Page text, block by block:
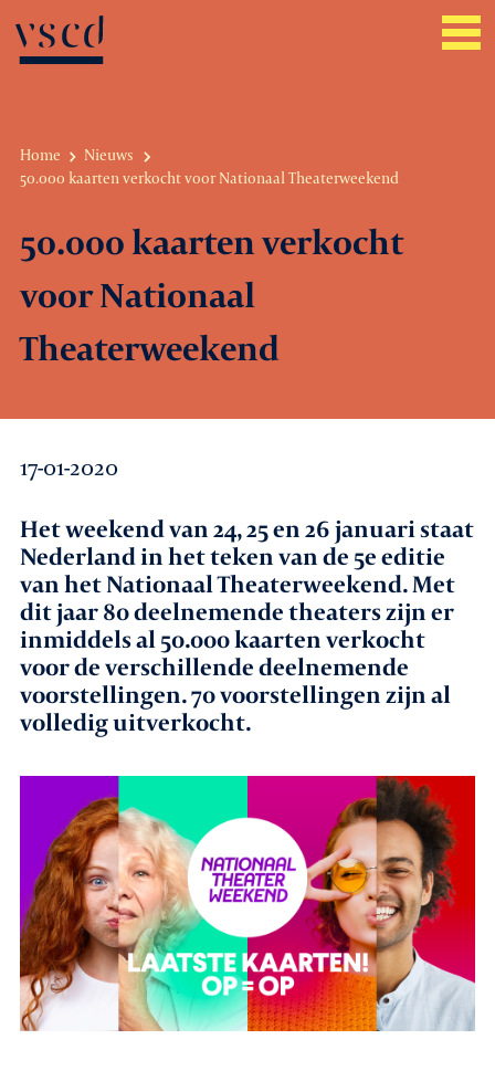
Over VSCD
Belangenbehartiging
Werkgeverszaken
Promotie
Netwerk & service
Lid worden
Agenda
Leden
Nieuws
In gesprek met leden
Vacatures
Contact
Aanmelden nieuwsbrief
Home
Nieuws
50.000 kaarten verkocht voor Nationaal Theaterweekend
50.000 kaarten verkocht
voor Nationaal
Theaterweekend
17-01-2020
Het weekend van 24, 25 en 26 januari staat
Nederland in het teken van de 5e editie
van het Nationaal Theaterweekend. Met
dit jaar 80 deelnemende theaters zijn er
inmiddels al 50.000 kaarten verkocht
voor de verschillende deelnemende
voorstellingen. 70 voorstellingen zijn al
volledig uitverkocht.